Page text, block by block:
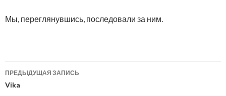
Мы, переглянувшись, последовали за ним.
Навигация
ПРЕДЫДУЩАЯ ЗАПИСЬ
Vika